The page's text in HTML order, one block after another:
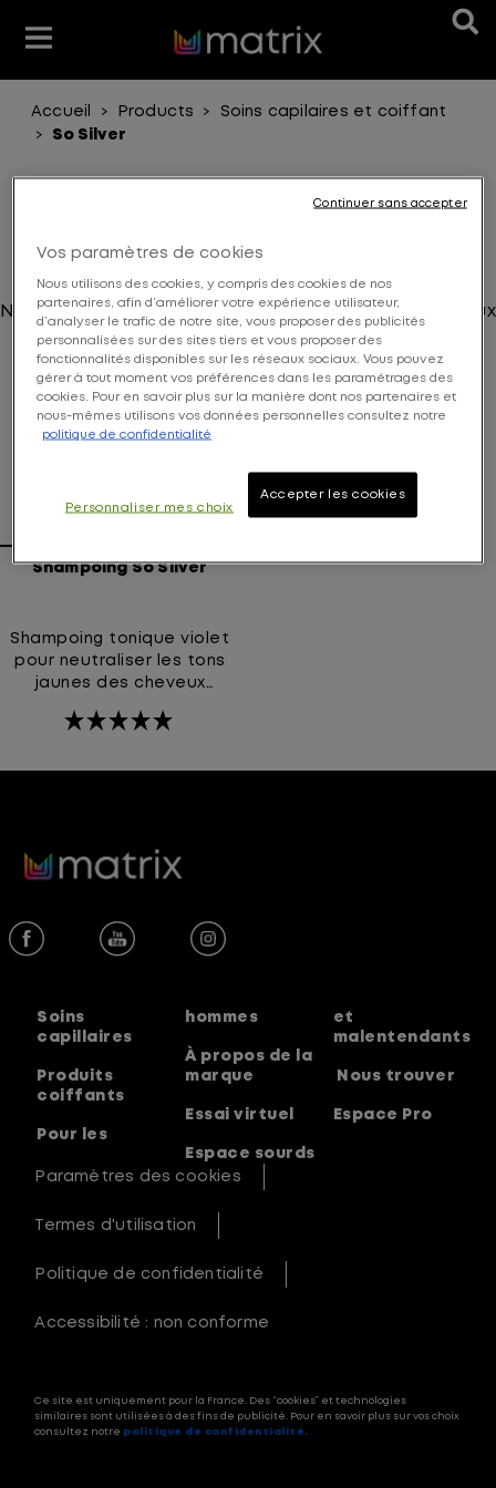
Types de produits
Types de produits
Produits Techniques
Espace pro
Nous Contacter
Accueil > Products > Soins capilaires et coiffant
> So Silver
So Silver
Neutralise les reflets indésirables jaunes des cheveux
blancs et gris.
Produits
Shampoing So Silver
Shampoing tonique violet
pour neutraliser les tons
jaunes des cheveux
argentés
Soins
capillaires
Produits
coiffants
Pour les
hommes
À propos de la
marque
Essai virtuel
Espace sourds
et
malentendants
Nous trouver
Espace Pro
Paramètres des cookies
Termes d'utilisation
Politique de confidentialité
Accessibilité : non conforme
Ce site est uniquement pour la France. Des “cookies” et technologies
similaires sont utilisées à des fins de publicité. Pour en savoir plus sur vos choix
consultez notre politique de confidentialité.
Vos paramètres de cookies
Nous utilisons des cookies, y compris des cookies de nos
partenaires, afin d’améliorer votre expérience utilisateur,
d’analyser le trafic de notre site, vous proposer des publicités
personnalisées sur des sites tiers et vous proposer des
fonctionnalités disponibles sur les réseaux sociaux. Vous pouvez
gérer à tout moment vos préférences dans les paramétrages des
cookies. Pour en savoir plus sur la manière dont nos partenaires et
nous-mêmes utilisons vos données personnelles consultez notre
politique de confidentialité
Accepter les cookies
Personnaliser mes choix
Continuer sans accepter